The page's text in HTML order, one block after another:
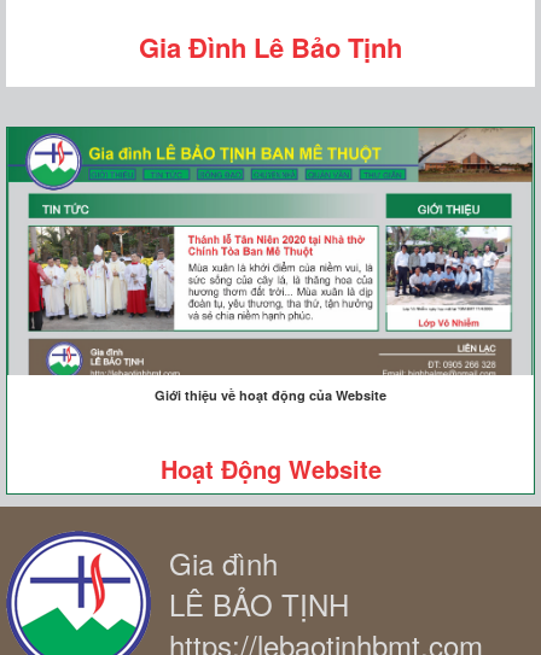
Gia Đình Lê Bảo Tịnh
Giới thiệu về hoạt động của Website
Hoạt Động Website
Gia đình
LÊ BẢO TỊNH
https://lebaotinhbmt.com